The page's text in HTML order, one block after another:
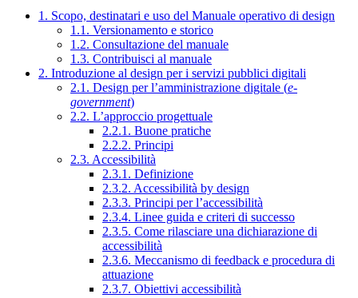
1. Scopo, destinatari e uso del Manuale operativo di design
1.1. Versionamento e storico
1.2. Consultazione del manuale
1.3. Contribuisci al manuale
2. Introduzione al design per i servizi pubblici digitali
2.1. Design per l’amministrazione digitale (e-
government)
2.2. L’approccio progettuale
2.2.1. Buone pratiche
2.2.2. Principi
2.3. Accessibilità
2.3.1. Definizione
2.3.2. Accessibilità by design
2.3.3. Principi per l’accessibilità
2.3.4. Linee guida e criteri di successo
2.3.5. Come rilasciare una dichiarazione di
accessibilità
2.3.6. Meccanismo di feedback e procedura di
attuazione
2.3.7. Obiettivi accessibilità